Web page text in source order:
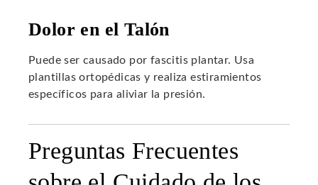
Dolor en el Talón
Puede ser causado por fascitis plantar. Usa
plantillas ortopédicas y realiza estiramientos
específicos para aliviar la presión.
Preguntas Frecuentes